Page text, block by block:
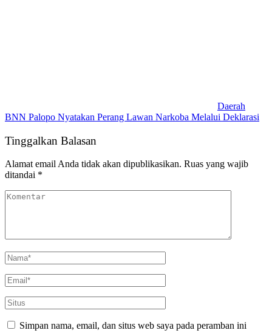
Daerah
BNN Palopo Nyatakan Perang Lawan Narkoba Melalui Deklarasi
Tinggalkan Balasan
Alamat email Anda tidak akan dipublikasikan. Ruas yang wajib
ditandai *
Simpan nama, email, dan situs web saya pada peramban ini